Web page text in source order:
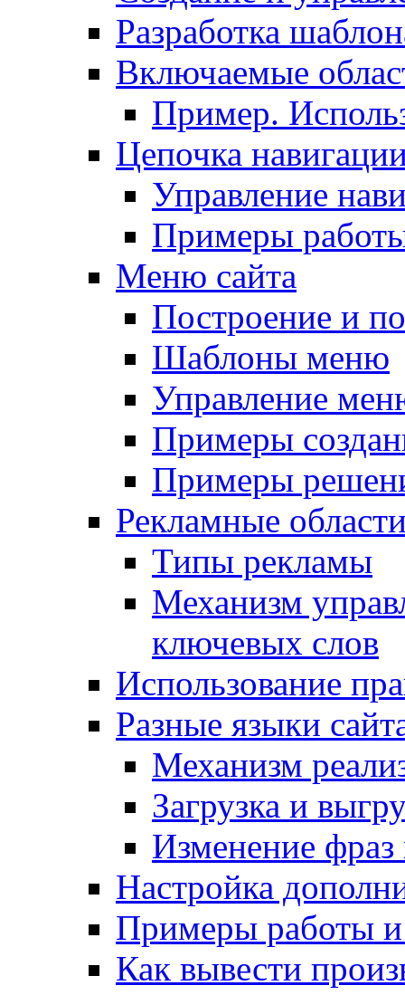
Разработка
Включаемые
Пример.
Цепочка
Управление
Примеры
Меню сайта
Построение и
Шаблоны меню
Управление
Примеры
Примеры
Рекламные
Типы рекламы
Механизм
ключевых слов
Использование
Разные языки
Механизм
Загрузка и
Изменение
Настройка
Примеры работы
Как вывести